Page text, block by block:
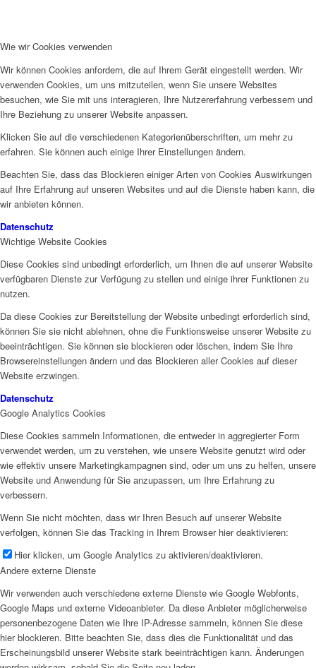
Wie wir Cookies verwenden
Wir können Cookies anfordern, die auf Ihrem Gerät eingestellt werden. Wir
verwenden Cookies, um uns mitzuteilen, wenn Sie unsere Websites
besuchen, wie Sie mit uns interagieren, Ihre Nutzererfahrung verbessern und
Ihre Beziehung zu unserer Website anpassen.
Klicken Sie auf die verschiedenen Kategorienüberschriften, um mehr zu
erfahren. Sie können auch einige Ihrer Einstellungen ändern.
Beachten Sie, dass das Blockieren einiger Arten von Cookies Auswirkungen
auf Ihre Erfahrung auf unseren Websites und auf die Dienste haben kann, die
wir anbieten können.
Datenschutz
Wichtige Website Cookies
Diese Cookies sind unbedingt erforderlich, um Ihnen die auf unserer Website
verfügbaren Dienste zur Verfügung zu stellen und einige ihrer Funktionen zu
nutzen.
Da diese Cookies zur Bereitstellung der Website unbedingt erforderlich sind,
können Sie sie nicht ablehnen, ohne die Funktionsweise unserer Website zu
beeinträchtigen. Sie können sie blockieren oder löschen, indem Sie Ihre
Browsereinstellungen ändern und das Blockieren aller Cookies auf dieser
Website erzwingen.
Datenschutz
Google Analytics Cookies
Diese Cookies sammeln Informationen, die entweder in aggregierter Form
verwendet werden, um zu verstehen, wie unsere Website genutzt wird oder
wie effektiv unsere Marketingkampagnen sind, oder um uns zu helfen, unsere
Website und Anwendung für Sie anzupassen, um Ihre Erfahrung zu
verbessern.
Wenn Sie nicht möchten, dass wir Ihren Besuch auf unserer Website
verfolgen, können Sie das Tracking in Ihrem Browser hier deaktivieren:
Hier klicken, um Google Analytics zu aktivieren/deaktivieren.
Andere externe Dienste
Wir verwenden auch verschiedene externe Dienste wie Google Webfonts,
Google Maps und externe Videoanbieter. Da diese Anbieter möglicherweise
personenbezogene Daten wie Ihre IP-Adresse sammeln, können Sie diese
hier blockieren. Bitte beachten Sie, dass dies die Funktionalität und das
Erscheinungsbild unserer Website stark beeinträchtigen kann. Änderungen